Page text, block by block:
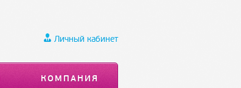
Личный кабинет
КОМПАНИЯ